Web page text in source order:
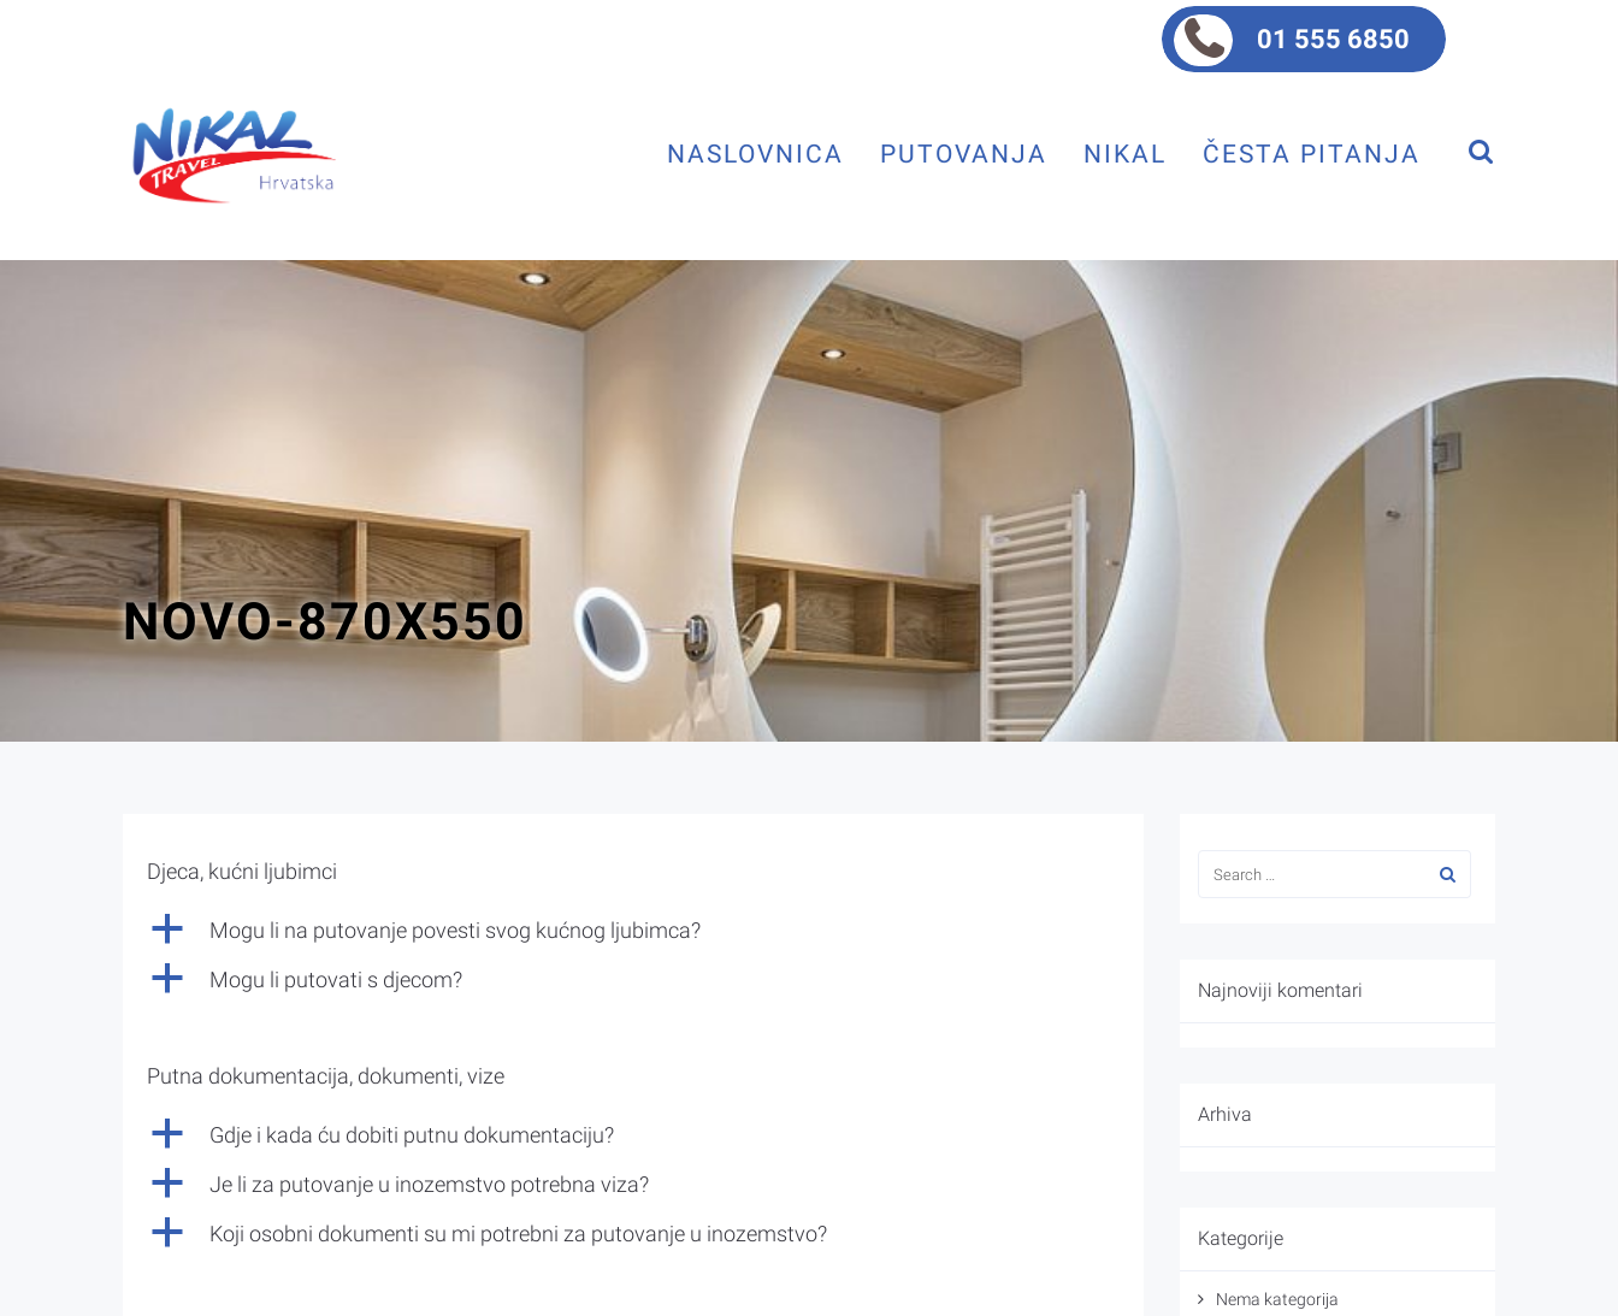
01 555 6850
NASLOVNICA PUTOVANJA NIKAL ČESTA PITANJA
NOVO-870X550
Djeca, kućni ljubimci
a Mogu li na putovanje povesti svog kućnog ljubimca?
a Mogu li putovati s djecom?
Putna dokumentacija, dokumenti, vize
a Gdje i kada ću dobiti putnu dokumentaciju?
a Je li za putovanje u inozemstvo potrebna viza?
a Koji osobni dokumenti su mi potrebni za putovanje u inozemstvo?
Najnoviji komentari
Arhiva
Kategorije
Nema kategorija